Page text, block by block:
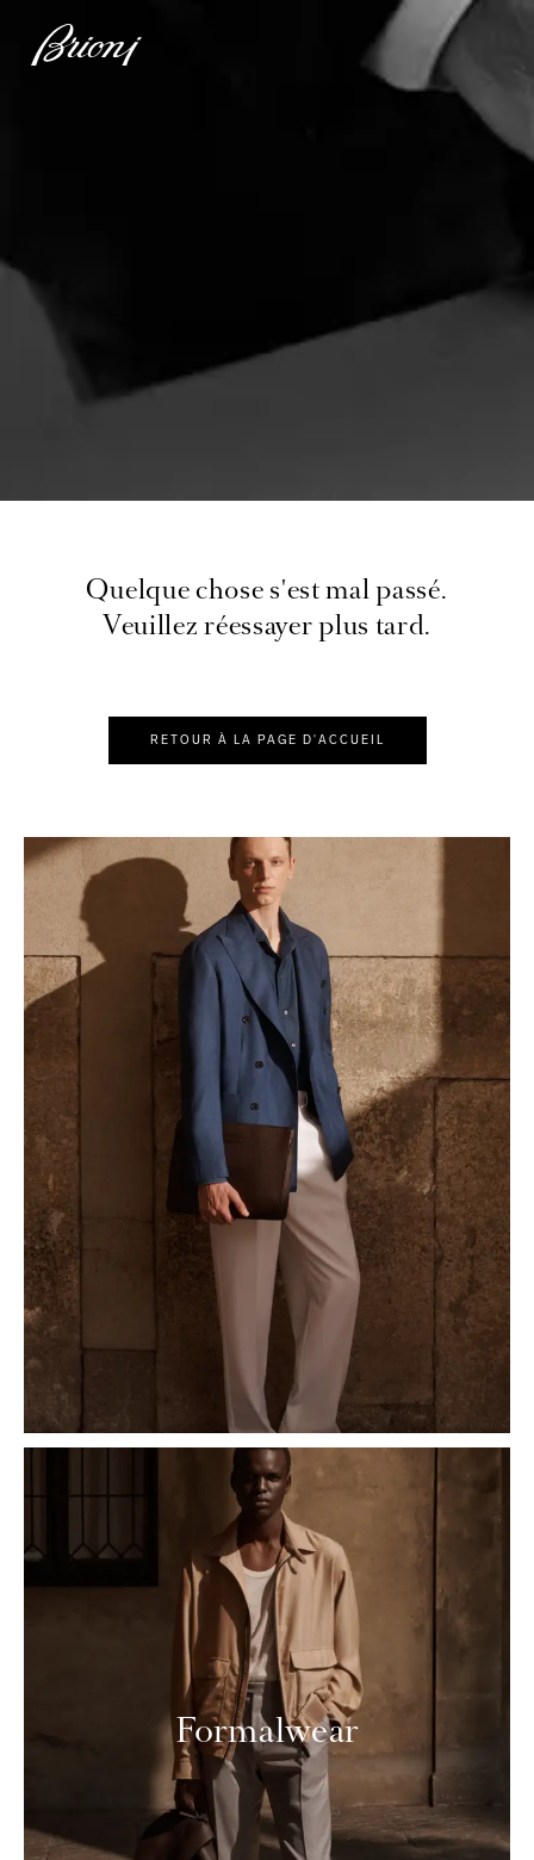
Quelque chose s'est mal passé.
Veuillez réessayer plus tard.
RETOUR À LA PAGE D'ACCUEIL
Formalwear